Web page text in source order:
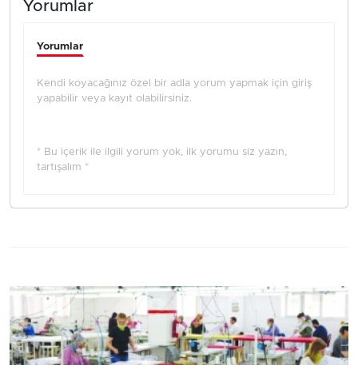
Yorumlar
Yorumlar
Kendi koyacağınız özel bir adla yorum yapmak için giriş
yapabilir veya kayıt olabilirsiniz.
* Bu içerik ile ilgili yorum yok, ilk yorumu siz yazın,
tartışalım *